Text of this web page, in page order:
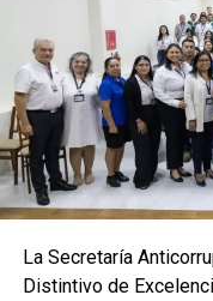
La Secretaría
Distintivo de